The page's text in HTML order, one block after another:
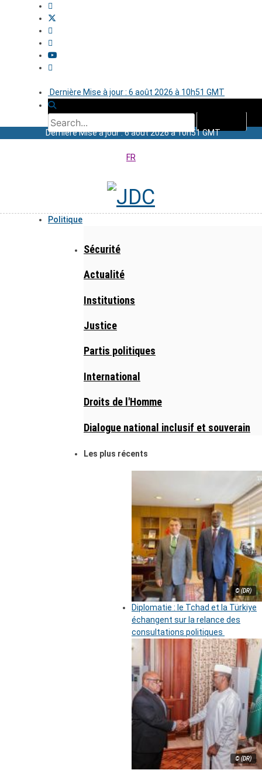
Dernière Mise à jour : 6 août 2026 à 10h51 GMT
Dernière Mise à jour : 6 août 2026 à 10h51 GMT
FR
Politique
Sécurité
Actualité
Institutions
Justice
Partis politiques
International
Droits de l'Homme
Dialogue national inclusif et souverain
Les plus récents
© (DR)
Diplomatie : le Tchad et la Türkiye
échangent sur la relance des
consultations politiques
© (DR)